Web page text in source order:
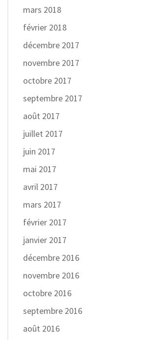
mars 2018
février 2018
décembre 2017
novembre 2017
octobre 2017
septembre 2017
août 2017
juillet 2017
juin 2017
mai 2017
avril 2017
mars 2017
février 2017
janvier 2017
décembre 2016
novembre 2016
octobre 2016
septembre 2016
août 2016